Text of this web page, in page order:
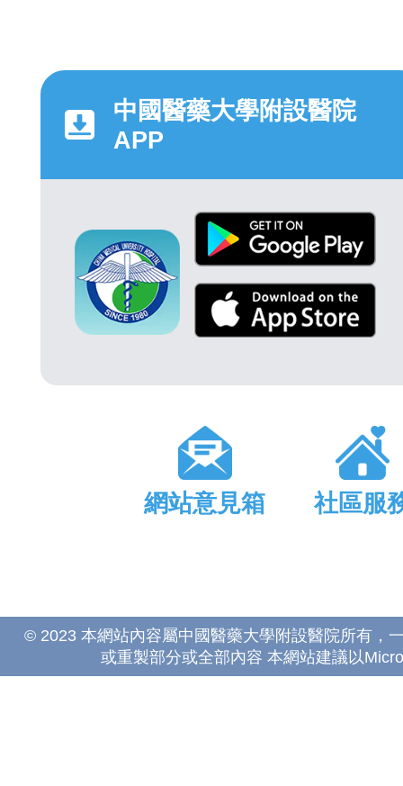
中國醫藥大學附設醫院
APP
網站意見箱 社區服
© 2023 本網站內容屬中國醫藥大學附設醫院所有，
或重製部分或全部內容 本網站建議以